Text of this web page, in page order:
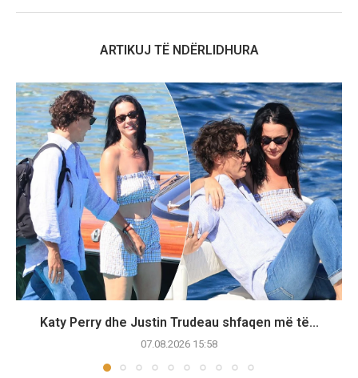
ARTIKUJ TË NDËRLIDHURA
Katy Perry dhe Justin Trudeau shfaqen më të...
07.08.2026 15:58